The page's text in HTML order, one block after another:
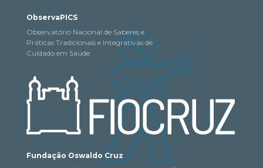
ObservaPICS
Observatório Nacional de Saberes e
Práticas Tradicionais e Integrativas de
Cuidado em Saúde
Fundação Oswaldo Cruz